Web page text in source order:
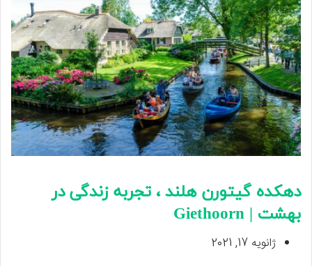
دهکده گیتورن هلند ، تجربه زندگی در
بهشت | Giethoorn
ژانویه 17, 2021